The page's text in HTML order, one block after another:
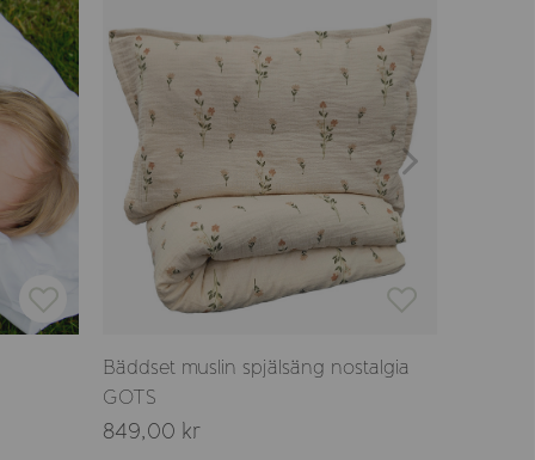
Bäddset muslin spjälsäng nostalgia
GOTS
849,00 kr